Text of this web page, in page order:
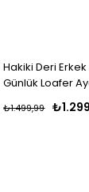
Hakiki Deri
Günlük Loafer
₺1.499,99